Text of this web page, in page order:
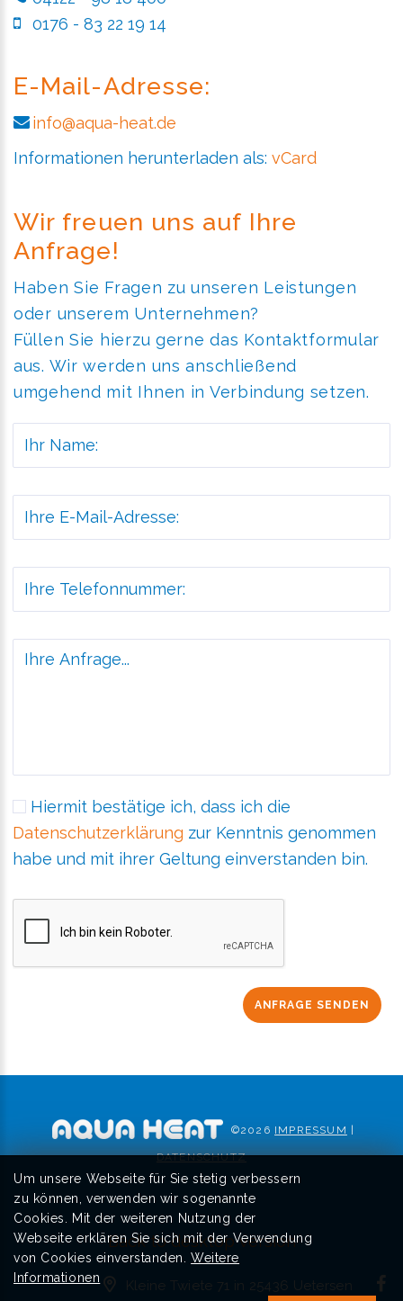
Um unsere Webseite für Sie stetig verbessern
zu können, verwenden wir sogenannte
Cookies. Mit der weiteren Nutzung der
Webseite erklären Sie sich mit der Verwendung
von Cookies einverstanden.Weitere
Informationen
0176 - 83 22 19 14
E-Mail-Adresse:
info@aqua-heat.de
Informationen herunterladen als: vCard
Wir freuen uns auf Ihre
Anfrage!
Haben Sie Fragen zu unseren Leistungen
oder unserem Unternehmen?
Füllen Sie hierzu gerne das Kontaktformular
aus. Wir werden uns anschließend
umgehend mit Ihnen in Verbindung setzen.
Hiermit bestätige ich, dass ich die
Datenschutzerklärung zur Kenntnis genommen
habe und mit ihrer Geltung einverstanden bin.
ANFRAGE SENDEN
©2026 IMPRESSUM |
DATENSCHUTZ
Back to desktop version
Kleine Twiete 71 in 25436 Uetersen